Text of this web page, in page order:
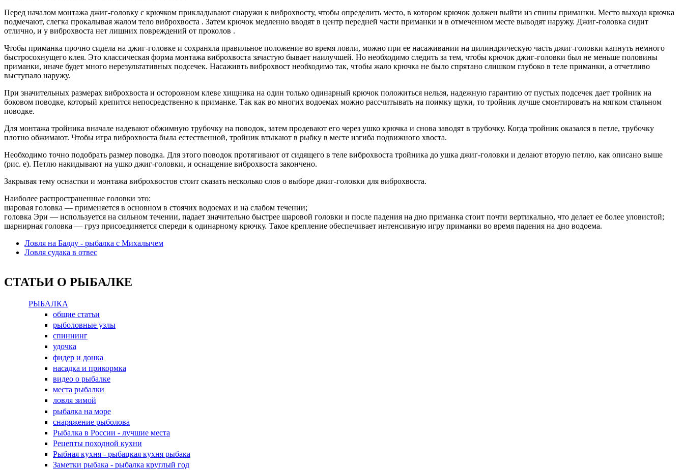
Перед началом монтажа джиг-головку с крючком прикладывают снаружи к виброхвосту, чтобы определить место, в котором крючок должен выйти из спины приманки. Место выхода крючка
подмечают, слегка прокалывая жалом тело виброхвоста . Затем крючок медленно вводят в центр передней части приманки и в отмеченном месте выводят наружу. Джиг-головка сидит
отлично, и у виброхвоста нет лишних повреждений от проколов .
Чтобы приманка прочно сидела на джиг-головке и сохраняла правильное положение во время ловли, можно при ее насаживании на цилиндрическую часть джиг-головки капнуть немного
быстросохнущего клея. Это классическая форма монтажа виброхвоста зачастую бывает наилучшей. Но необходимо следить за тем, чтобы крючок джиг-головки был не меньше половины
приманки, иначе будет много нерезультативных подсечек. Насаживть виброхвост необходимо так, чтобы жало крючка не было спрятано слишком глубоко в теле приманки, а отчетливо
выступало наружу.
При значительных размерах виброхвоста и осторожном клеве хищника на один только одинарный крючок положиться нельзя, надежную гарантию от пустых подсечек дает тройник на
боковом поводке, который крепится непосредственно к приманке. Так как во многих водоемах можно рассчитывать на поимку щуки, то тройник лучше смонтировать на мягком стальном
поводке.
Для монтажа тройника вначале надевают обжимную трубочку на поводок, затем продевают его через ушко крючка и снова заводят в трубочку. Когда тройник оказался в петле, трубочку
плотно обжимают. Чтобы игра виброхвоста была естественной, тройник втыкают в рыбку в месте изгиба подвижного хвоста.
Необходимо точно подобрать размер поводка. Для этого поводок протягивают от сидящего в теле виброхвоста тройника до ушка джиг-головки и делают вторую петлю, как описано выше
(рис. e). Петлю накидывают на ушко джиг-головки, и оснащение виброхвоста закончено.
Закрывая тему оснастки и монтажа виброхвостов стоит сказать несколько слов о выборе джиг-головки для виброхвоста.
Наиболее распространенные головки это:
шаровая головка — применяется в основном в стоячих водоемах и на слабом течении;
головка Эри — используется на сильном течении, падает значительно быстрее шаровой головки и после падения на дно приманка стоит почти вертикально, что делает ее более уловистой;
шарнирная головка — груз присоединяется спереди к одинарному крючку. Такое крепление обеспечивает интенсивную игру приманки во время падения на дно водоема.
Ловля на Балду - рыбалка с Михалычем
Ловля судака в отвес
СТАТЬИ О РЫБАЛКЕ
РЫБАЛКА
общие статьи
рыболовные узлы
спиннинг
удочка
фидер и донка
насадка и прикормка
видео о рыбалке
места рыбалки
ловля зимой
рыбалка на море
снаряжение рыболова
Рыбалка в России - лучшие места
Рецепты походной кухни
Рыбная кухня - рыбацкая кухня рыбака
Заметки рыбака - рыбалка круглый год